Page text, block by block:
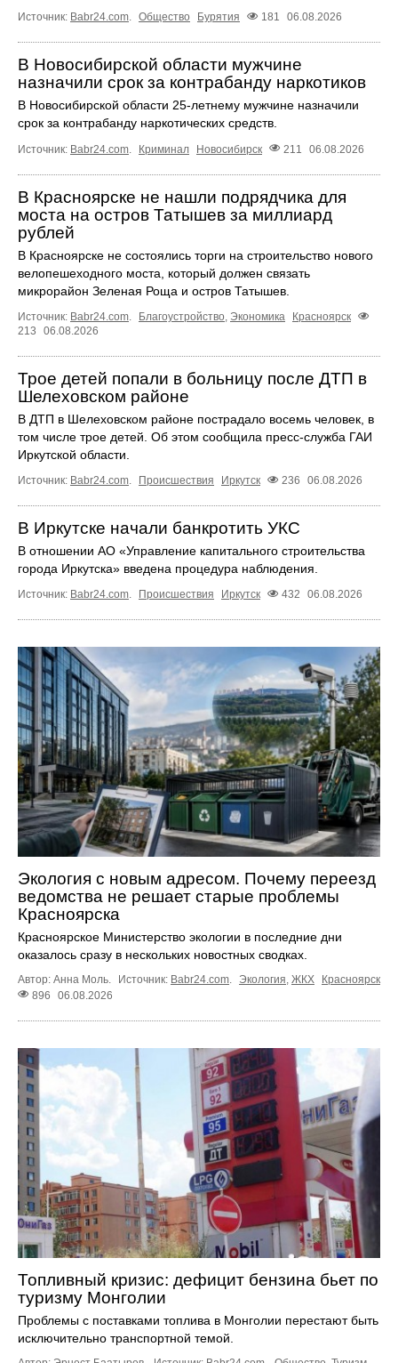
Источник: Babr24.com. Общество Бурятия 181 06.08.2026
В Новосибирской области мужчине
назначили срок за контрабанду наркотиков
В Новосибирской области 25-летнему мужчине назначили
срок за контрабанду наркотических средств.
Источник: Babr24.com Криминал Новосибирск 211 06.08.2026
В Красноярске не нашли подрядчика для
моста на остров Татышев за миллиард
рублей
В Красноярске не состоялись торги на строительство нового
велопешеходного моста, который должен связать
микрорайон Зеленая Роща и остров Татышев.
Источник: Babr24.com Благоустройство Экономика
Красноярск
213
06.08.2026
Трое детей попали в больницу после ДТП в
Шелеховском районе
В ДТП в Шелеховском районе пострадало восемь человек, в
том числе трое детей. Об этом сообщила пресс‑служба ГАИ
Иркутской области.
Источник: Babr24.com Происшествия Иркутск 236 06.08.2026
В Иркутске начали банкротить УКС
В отношении АО «Управление капитального строительства
города Иркутска» введена процедура наблюдения.
Источник: Babr24.com. Происшествия Иркутск 432 06.08.2026
Экология с новым адресом. Почему переезд
ведомства не решает старые проблемы
Красноярска
Красноярское Министерство экологии в последние дни
оказалось сразу в нескольких новостных сводках.
Автор: Анна Моль. Источник: Babr24.com. Экология, ЖКХ
Красноярск
896
06.08.2026
Топливный кризис: дефицит бензина бьет по
туризму Монголии
Проблемы с поставками топлива в Монголии перестают быть
исключительно транспортной темой.